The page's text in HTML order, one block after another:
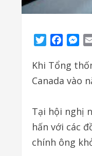
Twitter
Khi Tổng
Canada vào
Tại hội nghị
hấn với các
chính ông